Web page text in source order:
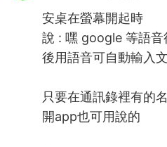
安桌在螢幕開起時
說 : 嘿 google 等語
後用語音可自動輸入
只要在通訊錄裡有的
開app也可用說的